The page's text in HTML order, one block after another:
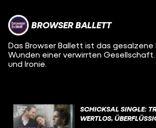
BROWSER BALLETT
Das Browser Ballett ist das
Wunden einer verwirrten
und Ironie.
SCHICKSAL SINGLE:
WERTLOS,